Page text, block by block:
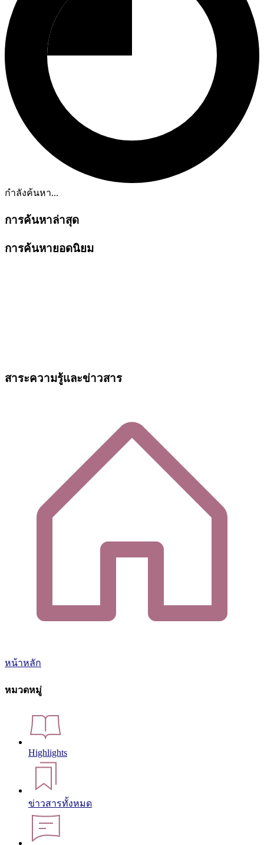
กำลังค้นหา...
การค้นหาล่าสุด
การค้นหายอดนิยม
สาระความรู้และข่าวสาร
หน้าหลัก
หมวดหมู่
Highlights
ข่าวสารทั้งหมด